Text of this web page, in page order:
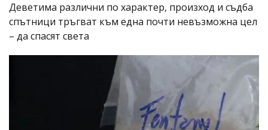
Деветима различни по характер, произход и съдба
спътници тръгват към една почти невъзможна цел
– да спасят света